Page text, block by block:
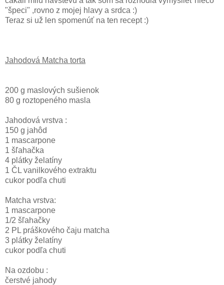
"špeci" ,rovno z mojej hlavy a srdca :)
Teraz si už len spomenúť na ten recept :)
Jahodová Matcha torta
200 g maslových sušienok
80 g roztopeného masla
Jahodová vrstva :
150 g jahôd
1 mascarpone
1 šľahačka
4 plátky želatíny
1 ČL vanilkového extraktu
cukor podľa chuti
Matcha vrstva:
1 mascarpone
1/2 šľahačky
2 PL práškového čaju matcha
3 plátky želatíny
cukor podľa chuti
Na ozdobu :
čerstvé jahody